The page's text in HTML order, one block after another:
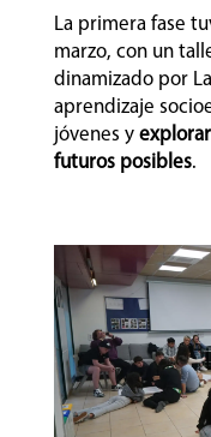
La primera fase
marzo, con un
dinamizado por
aprendizaje
jóvenes y
futuros posibles.